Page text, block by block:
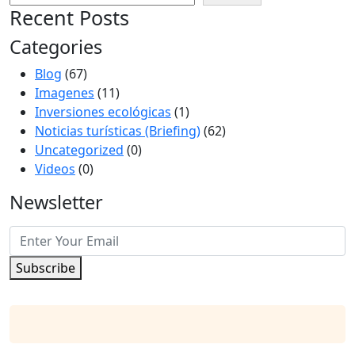
Recent Posts
Categories
Blog (67)
Imagenes (11)
Inversiones ecológicas (1)
Noticias turísticas (Briefing)(62)
Uncategorized (0)
Videos (0)
Newsletter
Subscribe